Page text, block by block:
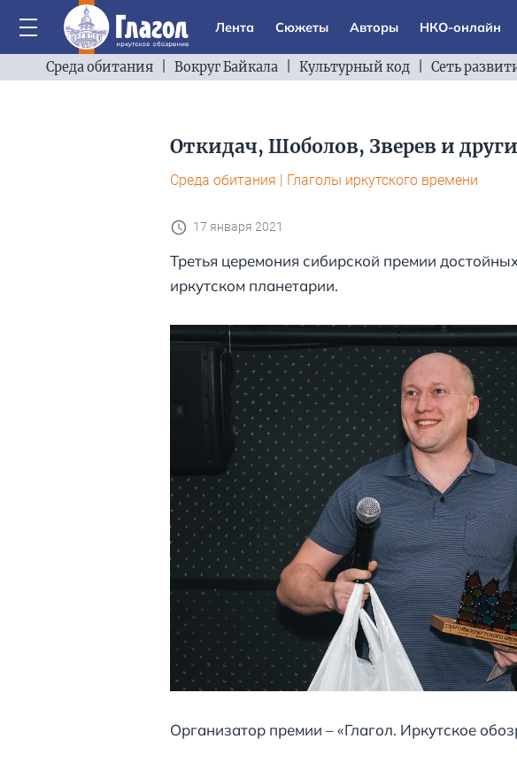
Лента Сюжеты Авторы НКО-онлайн
Среда обитания Вокруг Байкала Культурный код Сеть
Откидач, Шоболов, Зверев и
Среда обитания | Глаголы иркутского времени
17 января 2021
Третья церемония сибирской премии
иркутском планетарии.
Организатор премии – «Глагол. Иркутское